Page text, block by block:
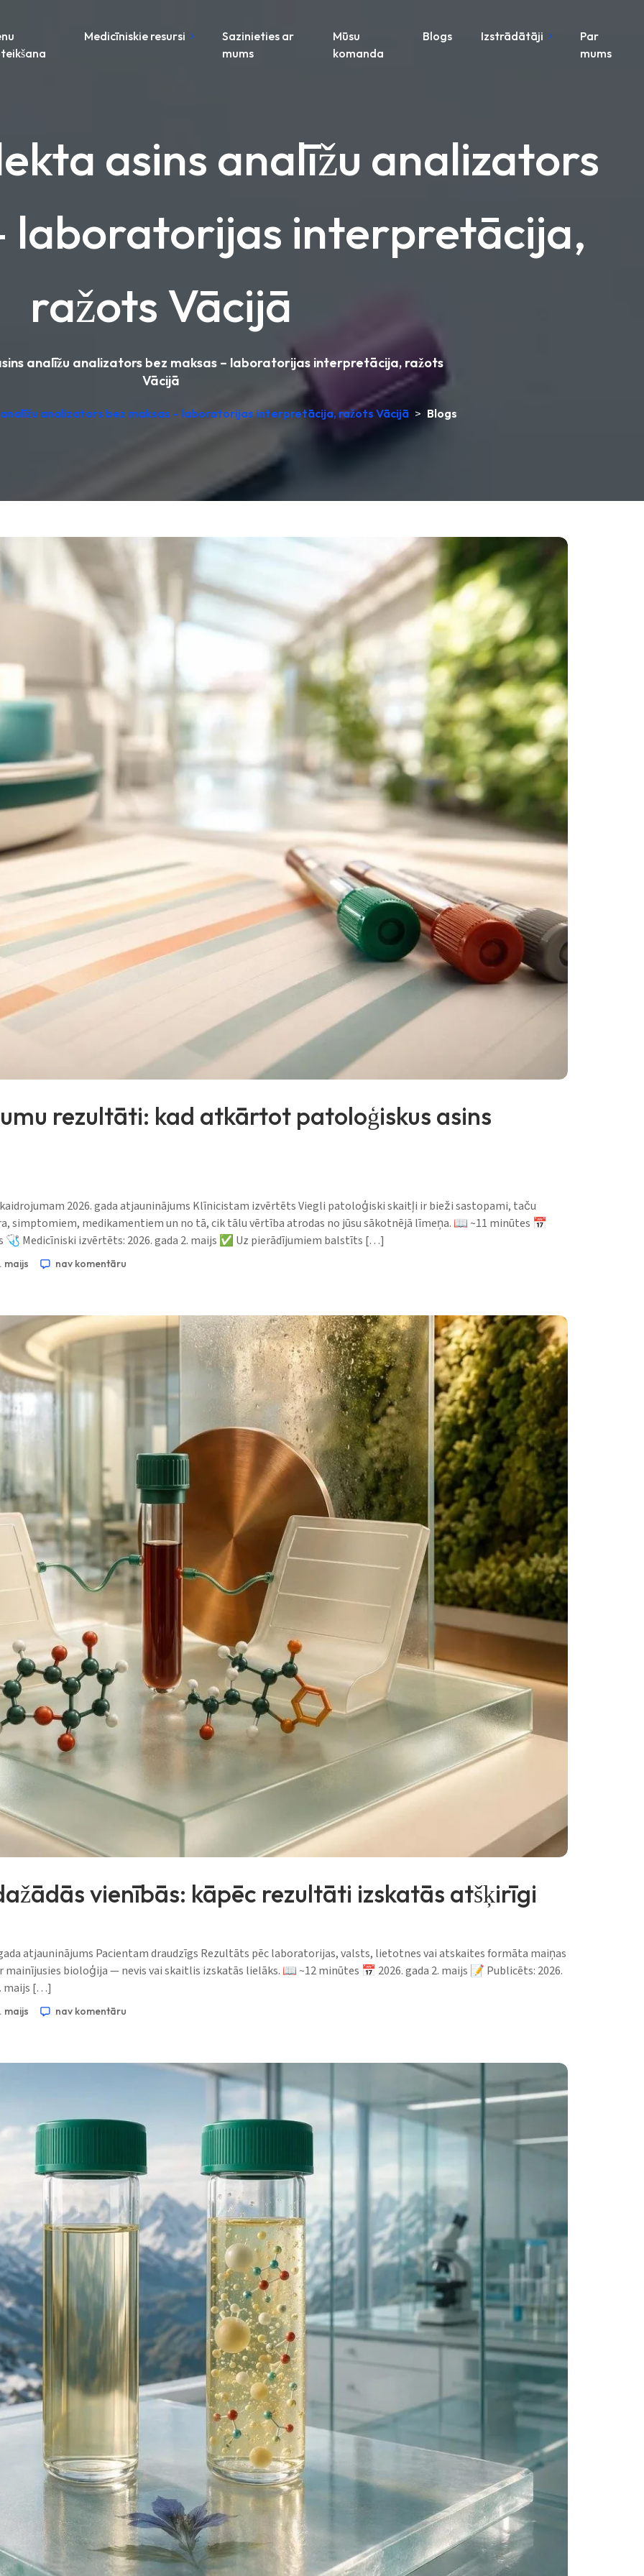
Medicīniskie resursi
Sazinieties ar
mums
Mūsu
komanda
Blogs Izstrādātāji
Par
mums
asins analīžu analizators
laboratorijas interpretācija,
ražots Vācijā
analīžu analizators bez maksas – laboratorijas interpretācija, ražots
Vācijā
analizators bez maksas – laboratorijas interpretācija, ražots Vācijā > Blogs
rezultāti: kad atkārtot patoloģiskus asins
2026. gada atjauninājums Klīnicistam izvērtēts Viegli patoloģiski skaitļi ir bieži sastopami, taču
simptomiem, medikamentiem un no tā, cik tālu vērtība atrodas no jūsu sākotnējā līmeņa. 📖 ~11 minūtes 📅
🩺 Medicīniski izvērtēts: 2026. gada 2. maijs ✅ Uz pierādījumiem balstīts […]
maijs nav komentāru
vienībās: kāpēc rezultāti izskatās atšķirīgi
atjauninājums Pacientam draudzīgs Rezultāts pēc laboratorijas, valsts, lietotnes vai atskaites formāta maiņas
bioloģija — nevis vai skaitlis izskatās lielāks. 📖 ~12 minūtes 📅 2026. gada 2. maijs 📝 Publicēts: 2026.
maijs […]
maijs nav komentāru